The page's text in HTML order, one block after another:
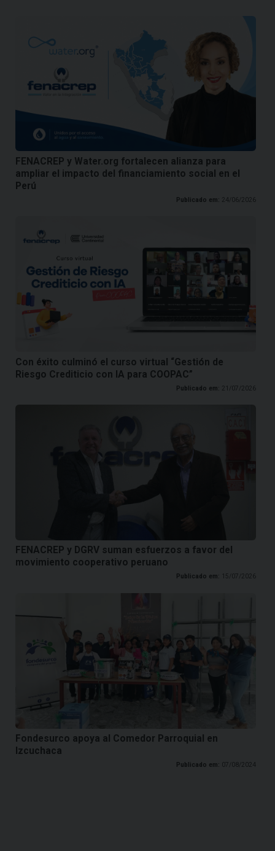
FENACREP y Water.org fortalecen alianza para
ampliar el impacto del financiamiento social en el
Perú
Publicado em: 24/06/2026
Con éxito culminó el curso virtual “Gestión de
Riesgo Crediticio con IA para COOPAC”
Publicado em: 21/07/2026
FENACREP y DGRV suman esfuerzos a favor del
movimiento cooperativo peruano
Publicado em: 15/07/2026
Fondesurco apoya al Comedor Parroquial en
Izcuchaca
Publicado em: 07/08/2024